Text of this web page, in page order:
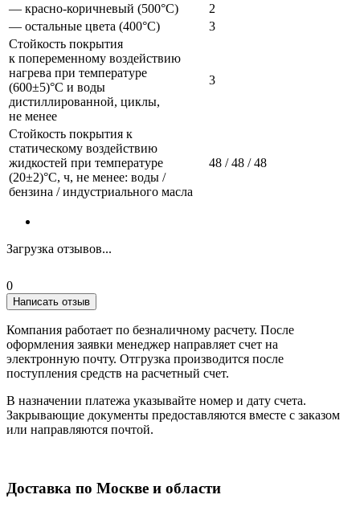
— красно-коричневый (500°С)
2
— остальные цвета (400°С)
3
Стойкость покрытия
к попеременному воздействию
нагрева при температуре
(600±5)°С и воды
дистиллированной, циклы,
не менее
3
Стойкость покрытия к
статическому воздействию
жидкостей при температуре
(20±2)°С, ч, не менее: воды /
бензина / индустриального масла
48 / 48 / 48
Загрузка отзывов...
0
Написать отзыв
Компания работает по безналичному расчету. После
оформления заявки менеджер направляет счет на
электронную почту. Отгрузка производится после
поступления средств на расчетный счет.
В назначении платежа указывайте номер и дату счета.
Закрывающие документы предоставляются вместе с заказом
или направляются почтой.
Доставка по Москве и области